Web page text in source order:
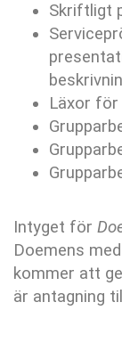
Skriftligt
Läxor för
Intyget för
Doemens
kommer att
är antagning till